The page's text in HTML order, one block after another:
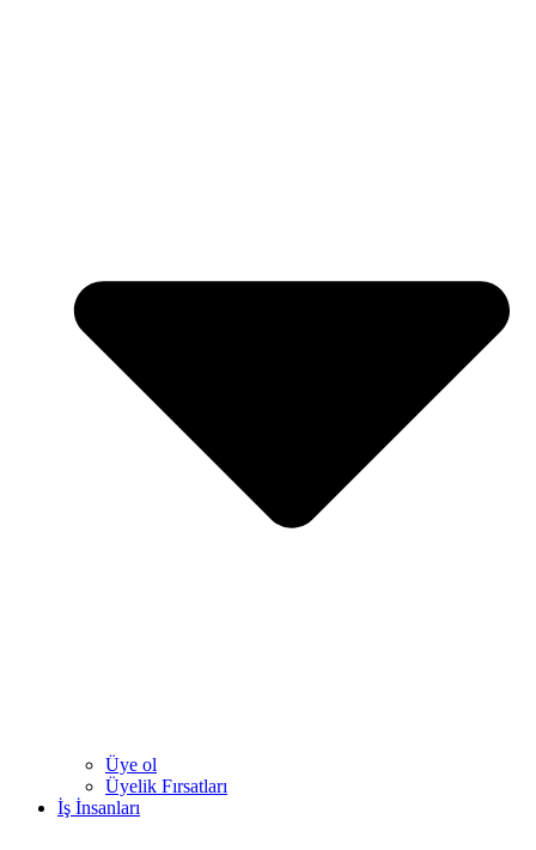
Üye ol
Üyelik Fırsatları
İş İnsanları